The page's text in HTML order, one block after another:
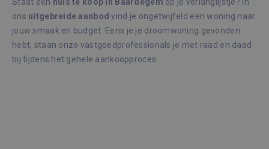
ons uitgebreide aanbod vind je ongetwijfeld een woning naar
jouw smaak en budget. Eens je je droomwoning gevonden
hebt, staan onze vastgoedprofessionals je met raad en daad
bij tijdens het gehele aankoopproces.